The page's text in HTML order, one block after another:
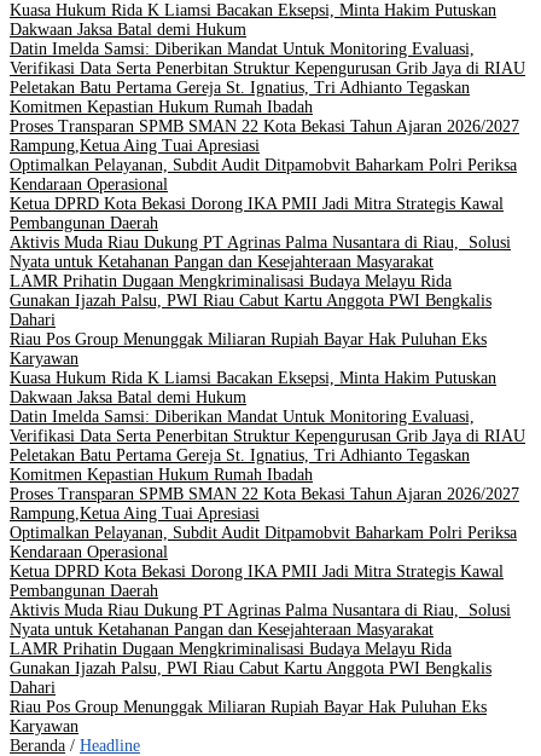
Kuasa Hukum Rida K Liamsi Bacakan Eksepsi, Minta Hakim Putuskan
Dakwaan Jaksa Batal demi Hukum
Datin Imelda Samsi: Diberikan Mandat Untuk Monitoring Evaluasi,
Verifikasi Data Serta Penerbitan Struktur Kepengurusan Grib Jaya di RIAU
Peletakan Batu Pertama Gereja St. Ignatius, Tri Adhianto Tegaskan
Komitmen Kepastian Hukum Rumah Ibadah
Proses Transparan SPMB SMAN 22 Kota Bekasi Tahun Ajaran 2026/2027
Rampung,Ketua Aing Tuai Apresiasi
Optimalkan Pelayanan, Subdit Audit Ditpamobvit Baharkam Polri Periksa
Kendaraan Operasional
Ketua DPRD Kota Bekasi Dorong IKA PMII Jadi Mitra Strategis Kawal
Pembangunan Daerah
Aktivis Muda Riau Dukung PT Agrinas Palma Nusantara di Riau, Solusi
Nyata untuk Ketahanan Pangan dan Kesejahteraan Masyarakat
LAMR Prihatin Dugaan Mengkriminalisasi Budaya Melayu Rida
Gunakan Ijazah Palsu, PWI Riau Cabut Kartu Anggota PWI Bengkalis
Dahari
Riau Pos Group Menunggak Miliaran Rupiah Bayar Hak Puluhan Eks
Karyawan
Kuasa Hukum Rida K Liamsi Bacakan Eksepsi, Minta Hakim Putuskan
Dakwaan Jaksa Batal demi Hukum
Datin Imelda Samsi: Diberikan Mandat Untuk Monitoring Evaluasi,
Verifikasi Data Serta Penerbitan Struktur Kepengurusan Grib Jaya di RIAU
Peletakan Batu Pertama Gereja St. Ignatius, Tri Adhianto Tegaskan
Komitmen Kepastian Hukum Rumah Ibadah
Proses Transparan SPMB SMAN 22 Kota Bekasi Tahun Ajaran 2026/2027
Rampung,Ketua Aing Tuai Apresiasi
Optimalkan Pelayanan, Subdit Audit Ditpamobvit Baharkam Polri Periksa
Kendaraan Operasional
Ketua DPRD Kota Bekasi Dorong IKA PMII Jadi Mitra Strategis Kawal
Pembangunan Daerah
Aktivis Muda Riau Dukung PT Agrinas Palma Nusantara di Riau, Solusi
Nyata untuk Ketahanan Pangan dan Kesejahteraan Masyarakat
LAMR Prihatin Dugaan Mengkriminalisasi Budaya Melayu Rida
Gunakan Ijazah Palsu, PWI Riau Cabut Kartu Anggota PWI Bengkalis
Dahari
Riau Pos Group Menunggak Miliaran Rupiah Bayar Hak Puluhan Eks
Karyawan
Beranda / Headline